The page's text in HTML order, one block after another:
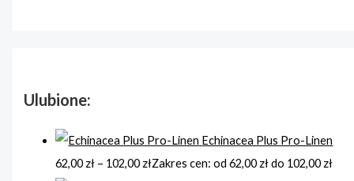
Ulubione:
Echinacea Plus Pro-Linen
62,00 zł – 102,00 złZakres cen: od 62,00 zł do 102,00 zł